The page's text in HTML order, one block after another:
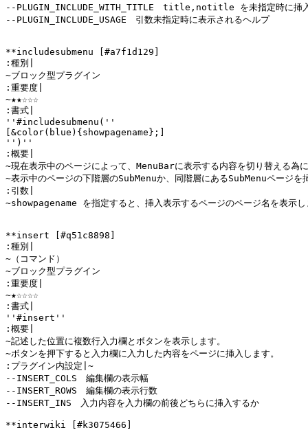
--PLUGIN_INCLUDE_WITH_TITLE　title,notitle を未指定時に挿入
--PLUGIN_INCLUDE_USAGE　引数未指定時に表示されるヘルプ
**includesubmenu [#a7f1d129]
:種別|
~ブロック型プラグイン
:重要度|
~★★☆☆☆
:書式|
''#includesubmenu(''
[&color(blue){showpagename};]
'')''
:概要|
~現在表示中のページによって、MenuBarに表示する内容を切り替える為
~表示中のページの下階層のSubMenuか、同階層にあるSubMenuページを
:引数|
~showpagename を指定すると、挿入表示するページのページ名を表示
**insert [#q51c8898]
:種別|
~（コマンド）
~ブロック型プラグイン
:重要度|
~★☆☆☆☆
:書式|
''#insert''
:概要|
~記述した位置に複数行入力欄とボタンを表示します。
~ボタンを押下すると入力欄に入力した内容をページに挿入します。
:プラグイン内設定|~
--INSERT_COLS　編集欄の表示幅
--INSERT_ROWS　編集欄の表示行数
--INSERT_INS　入力内容を入力欄の前後どちらに挿入するか
**interwiki [#k3075466]